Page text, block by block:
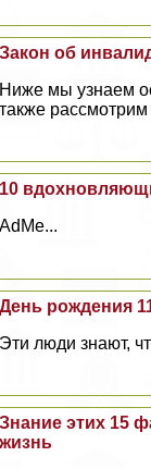
Закон об
Ниже мы узнаем
также
10
AdMe...
День рождения
Эти люди знают,
Знание этих 15
жизнь